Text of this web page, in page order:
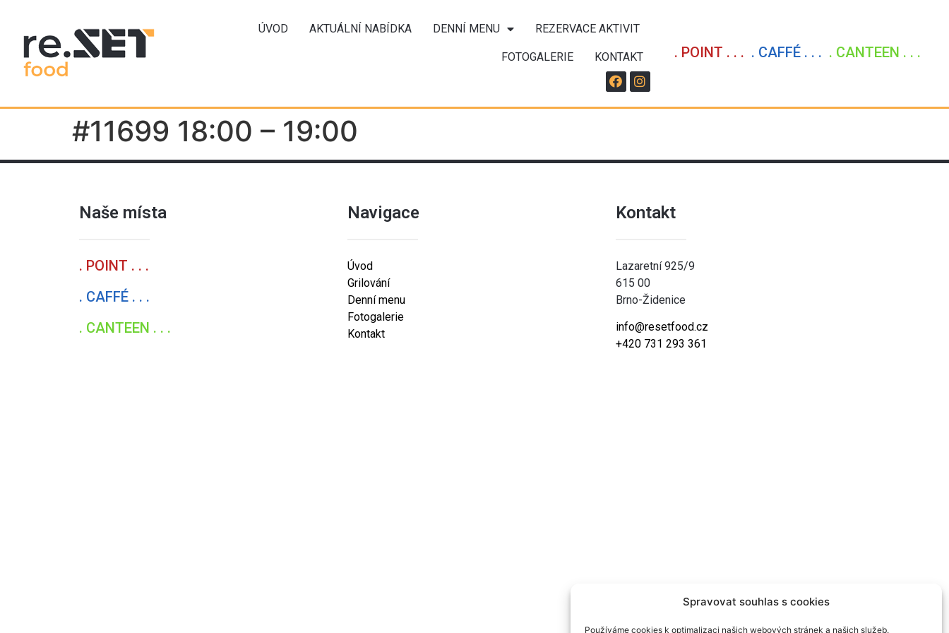
Spravovat souhlas s cookies
Používáme cookies k optimalizaci našich webových stránek a našich služeb.
ÚVOD AKTUÁLNÍ NABÍDKA DENNÍ MENU REZERVACE AKTIVIT
FOTOGALERIE KONTAKT . POINT . . . . CAFFÉ . . . . CANTEEN . . .
#11699 18:00 – 19:00
Naše místa
. POINT . . .
. CAFFÉ . . .
. CANTEEN . . .
Navigace
Úvod
Grilování
Denní menu
Fotogalerie
Kontakt
Kontakt
Lazaretní 925/9
615 00
Brno-Židenice
info@resetfood.cz
+420 731 293 361